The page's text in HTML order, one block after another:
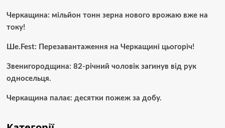
Черкащина: мільйон тонн зерна нового врожаю вже на
току!
Ше.Fest: Перезавантаження на Черкащині цьогоріч!
Звенигородщина: 82-річний чоловік загинув від рук
односельця.
Черкащина палає: десятки пожеж за добу.